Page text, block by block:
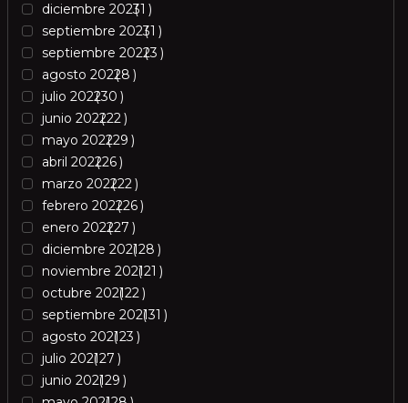
diciembre 20231
septiembre 20231
septiembre 20223
agosto 20228
julio 202230
junio 202222
mayo 202229
abril 202226
marzo 202222
febrero 202226
enero 202227
diciembre 202128
noviembre 202121
octubre 202122
septiembre 202131
agosto 202123
julio 202127
junio 202129